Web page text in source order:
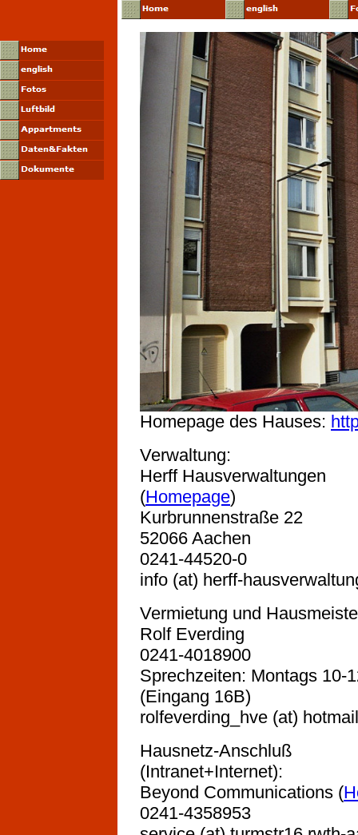
Homepage des Hauses:
Verwaltung:
Herff Hausverwaltungen
(Homepage)
Kurbrunnenstraße 22
52066 Aachen
0241-44520-0
info (at) herff-
Vermietung und
Rolf Everding
0241-4018900
Sprechzeiten: Montags 10-
(Eingang 16B)
rolfeverding_hve (at)
Hausnetz-Anschluß
(Intranet+Internet):
Beyond Communications (
0241-4358953